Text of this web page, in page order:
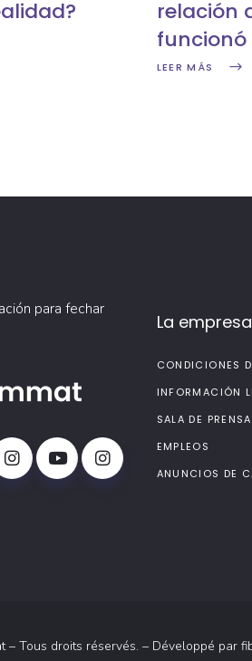
relación
funcionó
LEER MÁS
para fechar
La empresa
CONDICIONES
INFORMACIÓN
SALA DE PRENSA
EMPLEOS
ANUNCIOS DE
– Tous droits réservés. – Développé par